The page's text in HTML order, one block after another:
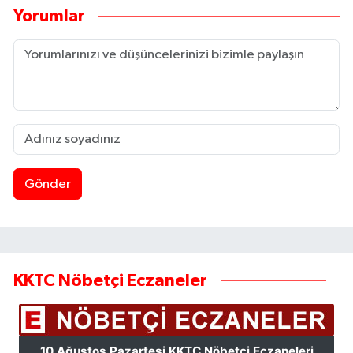
Yorumlar
Gönder
KKTC Nöbetçi Eczaneler